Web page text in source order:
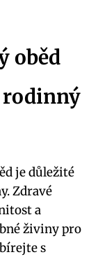
oběd
⁤rodinný
je důležité
Zdravé
a
živiny pro
s